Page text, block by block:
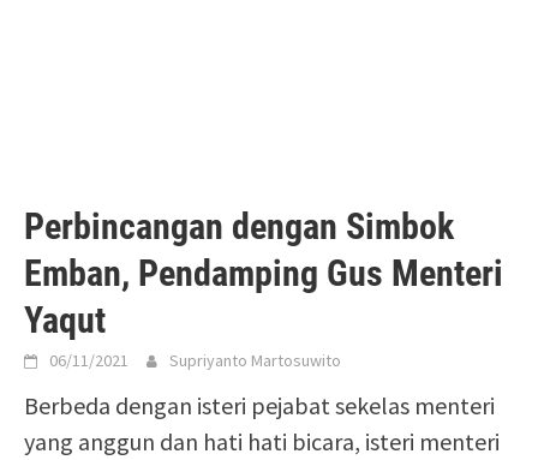
Perbincangan dengan Simbok
Emban, Pendamping Gus Menteri
Yaqut
06/11/2021 Supriyanto Martosuwito
Berbeda dengan isteri pejabat sekelas menteri
yang anggun dan hati hati bicara, isteri menteri